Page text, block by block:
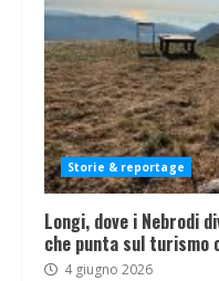
Storie & reportage
Longi, dove i Nebrodi
che punta sul turismo
4 giugno 2026